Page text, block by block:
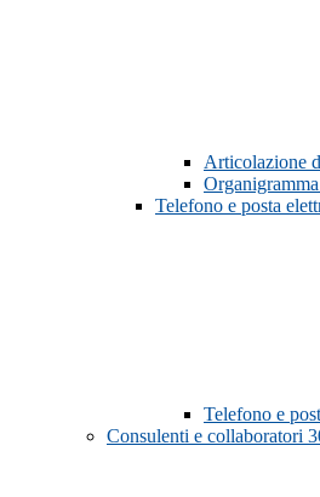
Articolazione
Organigramma
Telefono e posta
Telefono e
Consulenti e collaboratori